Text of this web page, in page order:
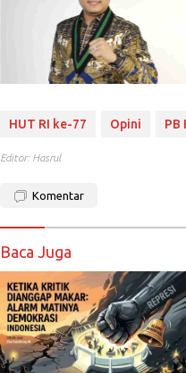
HUT RI ke-77 Opini PB
Editor: Hasrul
Komentar
Baca Juga